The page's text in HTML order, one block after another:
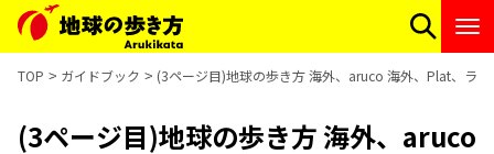
TOP ガイドブック (3ページ目)地球の歩き方 海外、aruco 海外、Plat、ラ
(3ページ目)地球の歩き方 海外、aruco